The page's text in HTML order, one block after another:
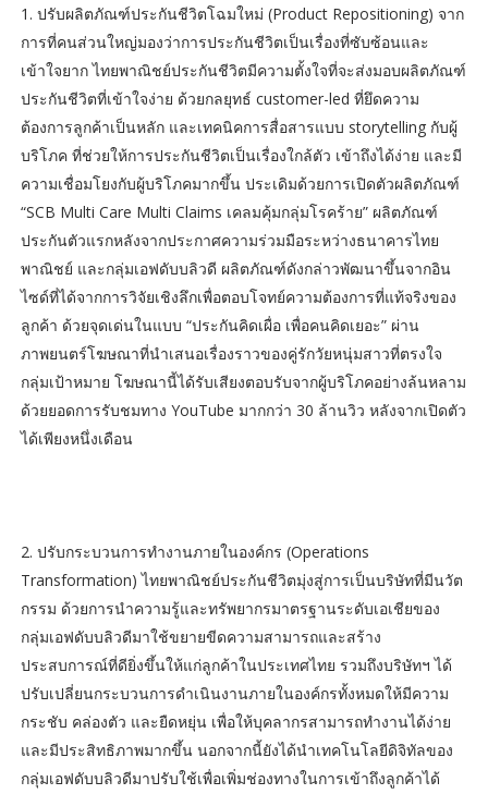
1. ปรับผลิตภัณฑ์ประกันชีวิตโฉมใหม่ (Product Repositioning) จาก
การที่คนส่วนใหญ่มองว่าการประกันชีวิตเป็นเรื่องที่ซับซ้อนและ
เข้าใจยาก ไทยพาณิชย์ประกันชีวิตมีความตั้งใจที่จะส่งมอบผลิตภัณฑ์
ประกันชีวิตที่เข้าใจง่าย ด้วยกลยุทธ์ customer-led ที่ยึดความ
ต้องการลูกค้าเป็นหลัก และเทคนิคการสื่อสารแบบ storytelling กับผู้
บริโภค ที่ช่วยให้การประกันชีวิตเป็นเรื่องใกล้ตัว เข้าถึงได้ง่าย และมี
ความเชื่อมโยงกับผู้บริโภคมากขึ้น ประเดิมด้วยการเปิดตัวผลิตภัณฑ์
“SCB Multi Care Multi Claims เคลมคุ้มกลุ่มโรคร้าย” ผลิตภัณฑ์
ประกันตัวแรกหลังจากประกาศความร่วมมือระหว่างธนาคารไทย
พาณิชย์ และกลุ่มเอฟดับบลิวดี ผลิตภัณฑ์ดังกล่าวพัฒนาขึ้นจากอิน
ไซด์ที่ได้จากการวิจัยเชิงลึกเพื่อตอบโจทย์ความต้องการที่แท้จริงของ
ลูกค้า ด้วยจุดเด่นในแบบ “ประกันคิดเผื่อ เพื่อคนคิดเยอะ” ผ่าน
ภาพยนตร์โฆษณาที่นำเสนอเรื่องราวของคู่รักวัยหนุ่มสาวที่ตรงใจ
กลุ่มเป้าหมาย โฆษณานี้ได้รับเสียงตอบรับจากผู้บริโภคอย่างล้นหลาม
ด้วยยอดการรับชมทาง YouTube มากกว่า 30 ล้านวิว หลังจากเปิดตัว
ได้เพียงหนึ่งเดือน
2. ปรับกระบวนการทำงานภายในองค์กร (Operations
Transformation) ไทยพาณิชย์ประกันชีวิตมุ่งสู่การเป็นบริษัทที่มีนวัต
กรรม ด้วยการนำความรู้และทรัพยากรมาตรฐานระดับเอเชียของ
กลุ่มเอฟดับบลิวดีมาใช้ขยายขีดความสามารถและสร้าง
ประสบการณ์ที่ดียิ่งขึ้นให้แก่ลูกค้าในประเทศไทย รวมถึงบริษัทฯ ได้
ปรับเปลี่ยนกระบวนการดำเนินงานภายในองค์กรทั้งหมดให้มีความ
กระชับ คล่องตัว และยืดหยุ่น เพื่อให้บุคลากรสามารถทำงานได้ง่าย
และมีประสิทธิภาพมากขึ้น นอกจากนี้ยังได้นำเทคโนโลยีดิจิทัลของ
กลุ่มเอฟดับบลิวดีมาปรับใช้เพื่อเพิ่มช่องทางในการเข้าถึงลูกค้าได้